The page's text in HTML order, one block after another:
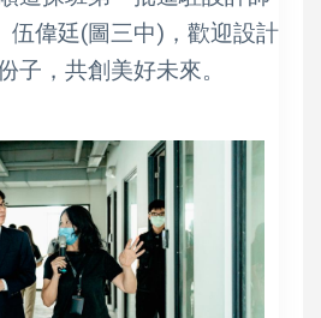
伍偉廷(圖三中)，歡迎設計
子，共創美好未來。